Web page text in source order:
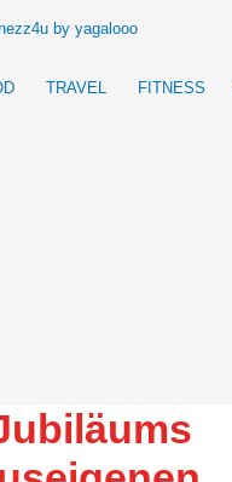
TRAVEL FITNESS